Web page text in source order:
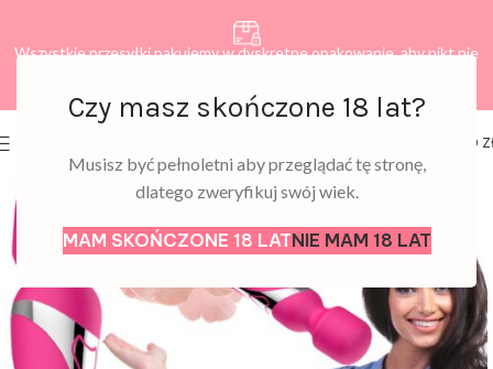
Czy masz skończone 18 lat?
Musisz być pełnoletni aby przeglądać tę stronę,
dlatego zweryfikuj swój wiek.
MAM SKOŃCZONE 18 LATNIE MAM 18 LAT
Wszystkie przesyłki pakujemy w dyskretne opakowanie, aby nikt nie
0,00